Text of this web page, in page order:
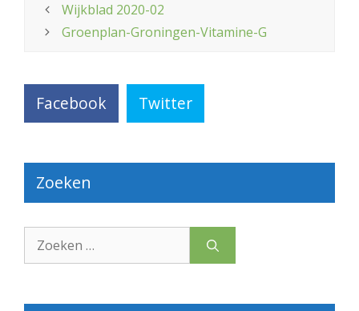
Wijkblad 2020-02
Groenplan-Groningen-Vitamine-G
Facebook Twitter
Zoeken
naar: